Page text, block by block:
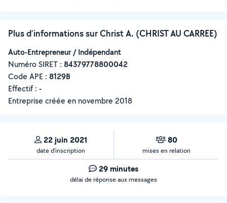
Plus d’informations sur Christ A. (CHRIST AU CARREE)
Auto-Entrepreneur / Indépendant
Numéro SIRET : ‍84379778800042
Code APE : 8129B
Effectif : -
Entreprise créée en novembre 2018
22 juin 2021
date d’inscription
80
mises en relation
29 minutes
délai de réponse aux messages